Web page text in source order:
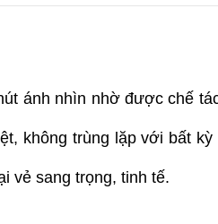
ánh nhìn nhờ được chế
không trùng lặp với bất
vẻ sang trọng, tinh tế.